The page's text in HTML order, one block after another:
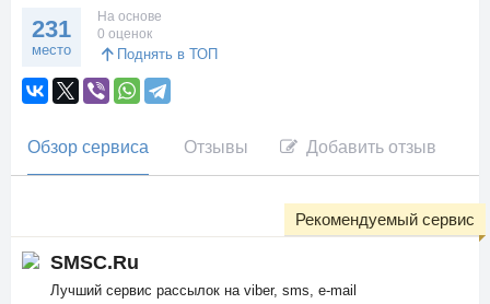
231
место
На основе
0 оценок
Поднять в ТОП
Обзор сервиса Отзывы Добавить отзыв
SMSC.Ru
Лучший сервис рассылок на viber, sms, e-mail
Рекомендуемый сервис